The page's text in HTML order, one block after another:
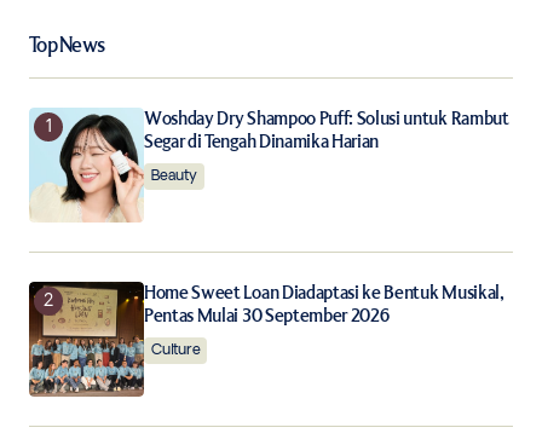
Top News
Woshday Dry Shampoo Puff: Solusi untuk Rambut
Segar di Tengah Dinamika Harian
Beauty
Home Sweet Loan Diadaptasi ke Bentuk Musikal,
Pentas Mulai 30 September 2026
Culture